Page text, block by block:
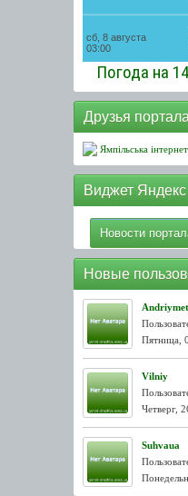
Погода на
Друзья портала
Ямпільська
Виджет Яндекс
Новости
Новые
Пятница,
Vilniy
Четверг,
Suhvaua